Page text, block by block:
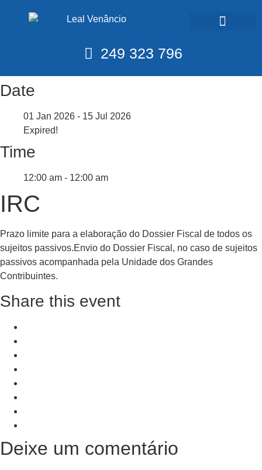
249 323 796
Date
01 Jan 2026 - 15 Jul 2026
Expired!
Time
12:00 am - 12:00 am
IRC
Prazo limite para a elaboração do Dossier Fiscal de todos os
sujeitos passivos.Envio do Dossier Fiscal, no caso de sujeitos
passivos acompanhada pela Unidade dos Grandes
Contribuintes.
Share this event
Deixe um comentário